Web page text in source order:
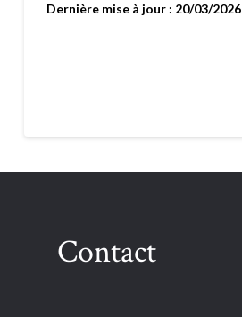
Dernière mise à jour : 20/03/2026
Contact